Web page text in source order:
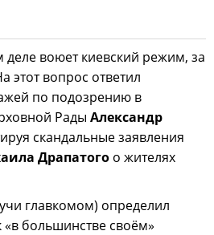
воюет киевский режим, за
этот вопрос ответил
по подозрению в
Рады Александр
скандальные заявления
Драпатого о жителях
главкомом) определил
большинстве своём»